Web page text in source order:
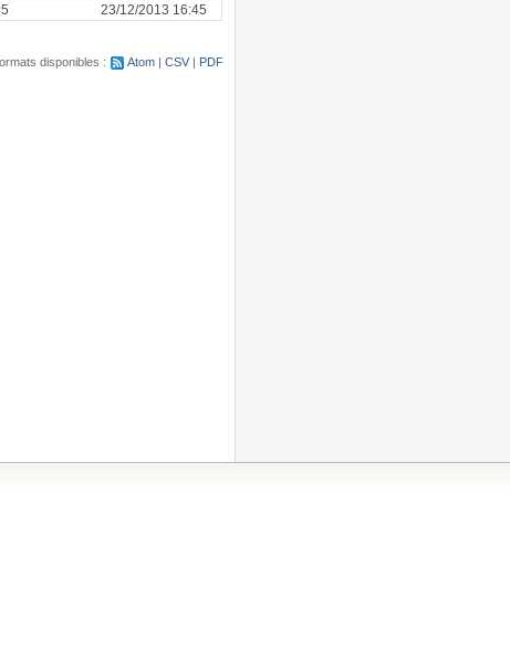
23/12/2013 16:45
disponibles :
Atom CSV PDF